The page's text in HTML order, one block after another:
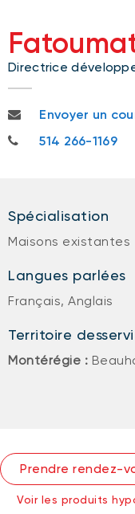
Directrice
Envoyer un
514 266-1169
514 266-1169
Spécialisation
Maisons existantes
Langues parlées
Français, Anglais
Territoire desservi
Montérégie :
Prendre rendez-
Voir les produits